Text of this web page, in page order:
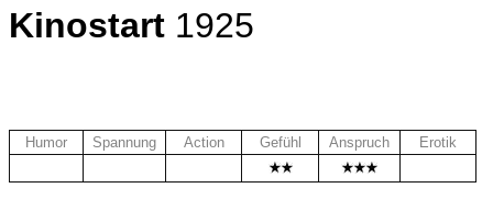
Kinostart 1925
Humor Spannung Action Gefühl Anspruch Erotik